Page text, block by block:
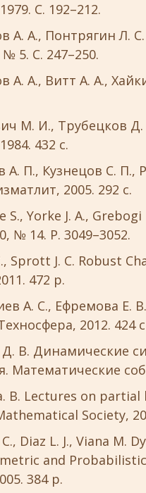
С. 192–212.
А. А., Понтрягин Л.
№ 5. С. 247–250.
А. А., Витт А. А.,
М. И., Трубецков
432 с.
А. П., Кузнецов С.
2005. 292 с.
S., Yorke J. A.,
№ 14. P. 3049–3052.
Sprott J. C. Robust
472 p.
А. С., Ефремова Е.
2012. 424
В. Динамические
Математические
B. Lectures on
Society,
Diaz L. J., Viana M.
and
384 p.